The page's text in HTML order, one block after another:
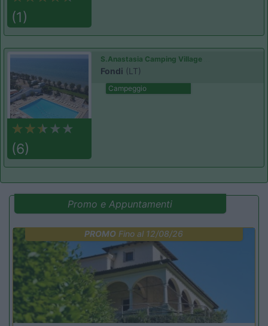
(1)
(6)
S.Anastasia Camping Village
Fondi (LT)
Campeggio
Promo e Appuntamenti
PROMO Fino al 12/08/26